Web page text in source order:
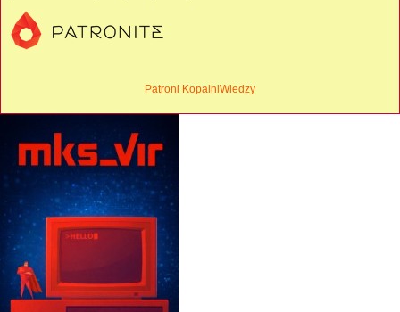
Patroni KopalniWiedzy